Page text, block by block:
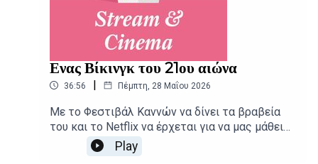
Ενας Βίκινγκ του 21ου αιώνα
36:56 | Πέμπτη, 28 Μαΐου 2026
Με το Φεστιβάλ Καννών να δίνει τα βραβεία
του και το Netflix να έρχεται για να μας μάθει
κινηματογραφική... μπαλίτσα, το Stream and
Cinema παρουσιάζει τις νέες κυκλοφορίες σε
Play